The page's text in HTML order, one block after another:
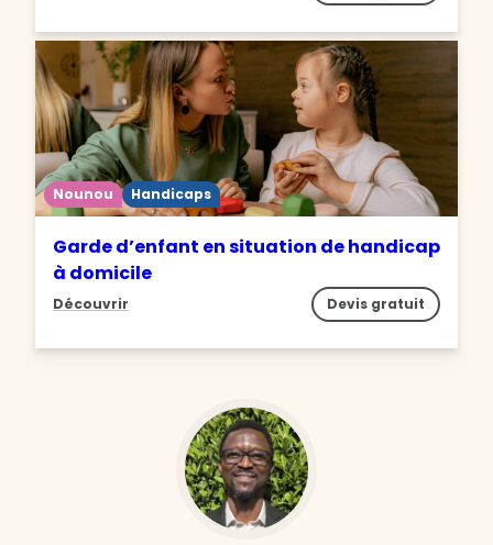
Nounou Handicaps
Garde d’enfant en situation de handicap
à domicile
Découvrir Devis gratuit